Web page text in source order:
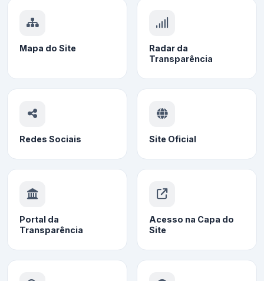
Mapa do Site
Radar da
Transparência
Redes Sociais Site Oficial
Portal da
Transparência
Acesso na Capa do
Site